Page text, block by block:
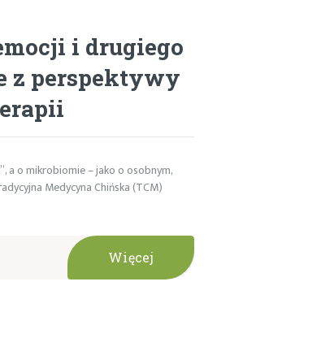
i drugiego
z perspektywy
a o mikrobiomie – jako o osobnym,
Medycyna Chińska (TCM)
Więcej